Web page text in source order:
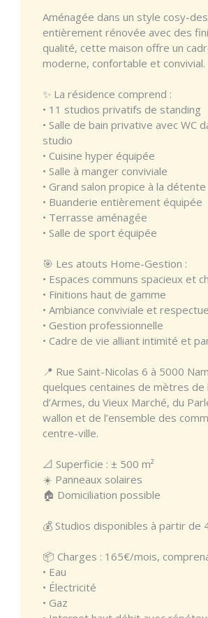
Aménagée dans un style cosy-
entièrement rénovée avec des
qualité, cette maison offre un
moderne, confortable et convivial.
✨ La résidence comprend :
• 11 studios privatifs de standing
• Salle de bain privative avec WC
studio
• Cuisine hyper équipée
• Salle à manger conviviale
• Grand salon propice à la détente
• Buanderie entièrement équipée
• Terrasse aménagée
• Salle de sport équipée
🎯 Les atouts Home-Gestion :
• Espaces communs spacieux et
• Finitions haut de gamme
• Ambiance conviviale et
• Gestion professionnelle
• Cadre de vie alliant intimité et
📍 Rue Saint-Nicolas 6 à 5000
quelques centaines de mètres de
d’Armes, du Vieux Marché, du
wallon et de l’ensemble des
centre-ville.
📐 Superficie : ± 500 m²
☀️ Panneaux solaires
🏠 Domiciliation possible
💰 Studios disponibles à partir de
📦 Charges : 165€/mois,
• Eau
• Électricité
• Gaz